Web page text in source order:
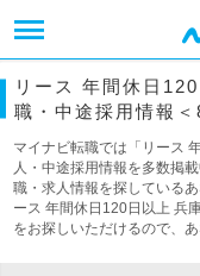
リース 年間休日
職・中途採用情報
マイナビ転職では「リース
人・中途採用情報を多数掲
職・求人情報を探している
ース 年間休日120日以上 兵
をお探しいただけるので、